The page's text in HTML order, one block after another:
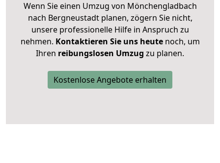
Wenn Sie einen Umzug von Mönchengladbach
nach Bergneustadt planen, zögern Sie nicht,
unsere professionelle Hilfe in Anspruch zu
nehmen. Kontaktieren Sie uns heutenoch, um
Ihren reibungslosen Umzug zu planen.
Kostenlose Angebote erhalten